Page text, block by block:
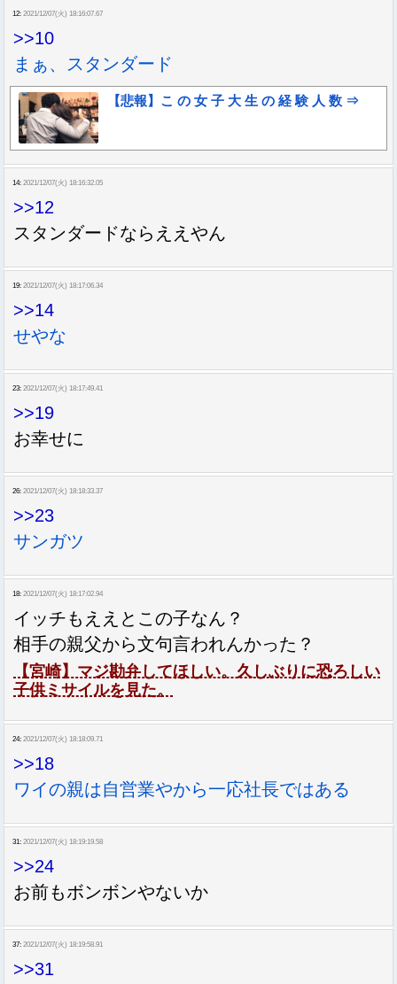
12: 2021/12/07(火) 18:16:07.67
>>10
まぁ、スタンダード
【悲報】こ の 女 子 大 生 の 経 験 人 数 ⇒
14: 2021/12/07(火) 18:16:32.05
>>12
スタンダードならええやん
19: 2021/12/07(火) 18:17:06.34
>>14
せやな
23: 2021/12/07(火) 18:17:49.41
>>19
お幸せに
26: 2021/12/07(火) 18:18:33.37
>>23
サンガツ
18: 2021/12/07(火) 18:17:02.94
イッチもええとこの子なん？
相手の親父から文句言われんかった？
【宮崎】マジ勘弁してほしい。久しぶりに恐ろしい
子供ミサイルを見た。
24: 2021/12/07(火) 18:18:09.71
>>18
ワイの親は自営業やから一応社長ではある
31: 2021/12/07(火) 18:19:19.58
>>24
お前もボンボンやないか
37: 2021/12/07(火) 18:19:58.91
>>31